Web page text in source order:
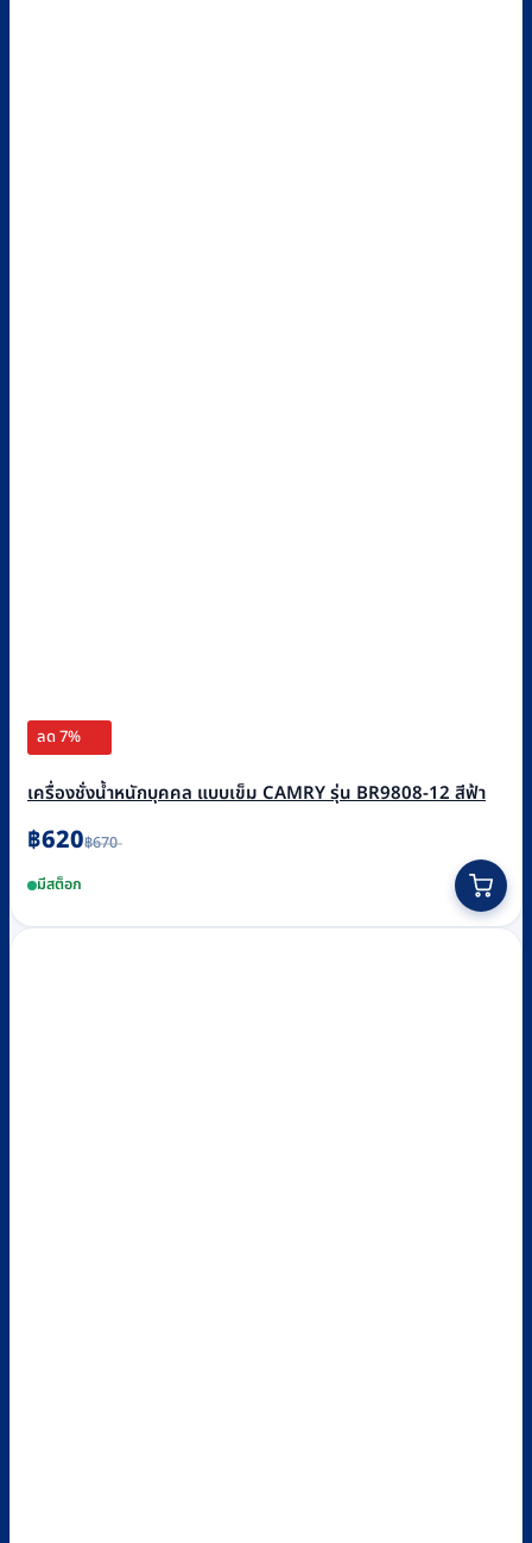
ลด 7%
เครื่องชั่งน้ำหนักบุคคล แบบเข็ม CAMRY รุ่น BR9808-12 สีฟ้า
฿670
Original
price
was:
฿670.
฿620
Current
price
is:
฿620.
มีสต็อก